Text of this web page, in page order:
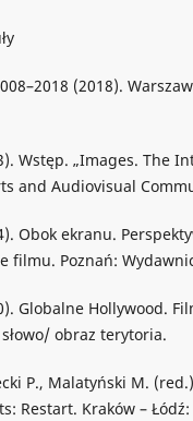
(2018).
Wstęp. „Images. The
and Audiovisual
Obok ekranu.
filmu. Poznań:
Globalne Hollywood.
obraz terytoria.
P., Malatyński M.
Restart. Kraków – Łódź: